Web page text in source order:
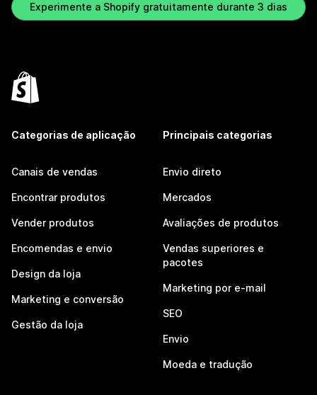
Experimente a Shopify gratuitamente durante 3 dias
Categorias de aplicação
Canais de vendas
Encontrar produtos
Vender produtos
Encomendas e envio
Design da loja
Marketing e conversão
Gestão da loja
Principais categorias
Envio direto
Mercados
Avaliações de produtos
Vendas superiores e
pacotes
Marketing por e-mail
SEO
Envio
Moeda e tradução